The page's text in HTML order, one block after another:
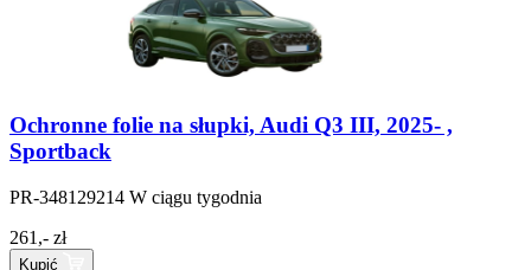
Ochronne folie na słupki, Audi Q3 III, 2025- ,
Sportback
PR-348129214 W ciągu tygodnia
261,- zł
Kupić